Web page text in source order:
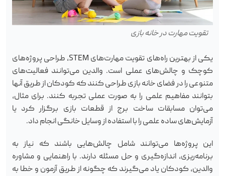
تقویت مهارت‌ در خانه بازی
یکی از بهترین راه‌های تقویت مهارت‌های STEM، طراحی پروژه‌های
کوچک و چالش‌های عملی است. والدین می‌توانند فعالیت‌های
متنوعی را در فضای خانه بازی طراحی کنند که کودکان از طریق آنها
بتوانند مفاهیم علمی را به صورت عملی تجربه کنند. برای مثال،
می‌توان مسابقات ساخت برج از قطعات بازی برگزار کرد یا
آزمایش‌های ساده علمی را با استفاده از وسایل خانگی انجام داد.
این پروژه‌ها می‌توانند شامل چالش‌هایی باشند که نیاز به
برنامه‌ریزی، اندازه‌گیری و حل مسئله دارند. با راهنمایی و مشاوره
والدین، کودکان یاد می‌گیرند که چگونه از طریق آزمون و خطا به